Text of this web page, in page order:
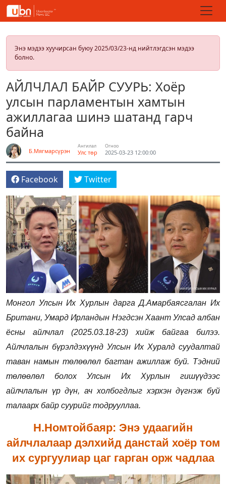
Энэ мэдээ хуучирсан буюу 2025/03/23-нд нийтлэгдсэн мэдээ
болно.
АЙЛЧЛАЛ БАЙР СУУРЬ: Хоёр
улсын парламентын хамтын
ажиллагаа шинэ шатанд гарч
байна
Б.Мягмарсүрэн
Ангилал
Улс төр
Огноо
2025-03-23 12:00:00
Facebook Twitter
Монгол Улсын Их Хурлын дарга Д.Амарбаясгалан Их
Британи, Умард Ирландын Нэгдсэн Хаант Улсад албан
ёсны айлчлал (2025.03.18-23) хийж байгаа билээ.
Айлчлалын бүрэлдэхүүнд Улсын Их Хуралд суудалтай
таван намын төлөөлөл багтан ажиллаж буй. Тэдний
төлөөлөл болох Улсын Их Хурлын гишүүдээс
айлчлалын үр дүн, ач холбогдлыг хэрхэн дүгнэж буй
талаарх байр суурийг тодрууллаа.
Н.Номтойбаяр: Энэ удаагийн
айлчлалаар дэлхийд данстай хоёр том
их сургуулиар цаг гарган орж чадлаа